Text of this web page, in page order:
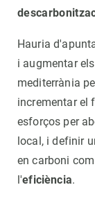
Hauria
i augmentar
mediterrània
incrementar el
esforços per
local, i definir
en carboni
l'eficiència.